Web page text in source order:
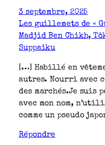
3 septembre, 2025
Les guillemets de «
Madjid Ben Chikh,
Suppaiku
[…] Habillé en
autres. Nourri avec
des marchés.Je suis
avec mon nom,
comme un pseudo
Répondre